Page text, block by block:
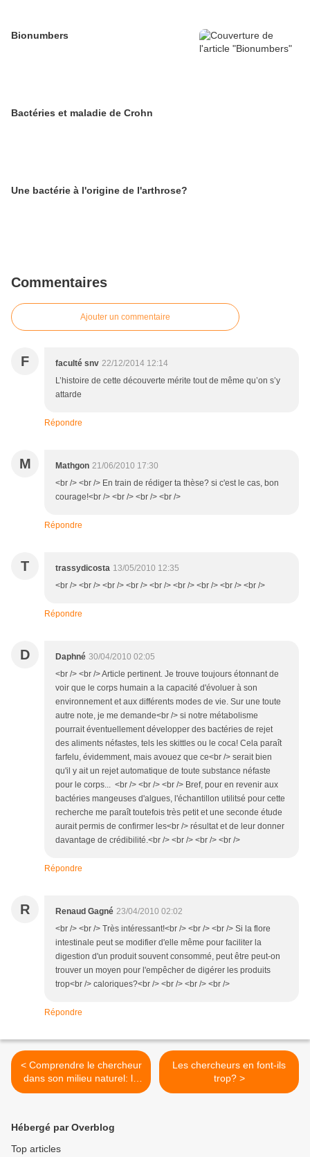
Bionumbers
Bactéries et maladie de Crohn
Une bactérie à l'origine de l'arthrose?
Commentaires
Ajouter un commentaire
F faculté snv 22/12/2014 12:14
L’histoire de cette découverte mérite tout de même qu’on s’y
attarde
Répondre
M Mathgon 21/06/2010 17:30
<br /> <br /> En train de rédiger ta thèse? si c'est le cas, bon
courage!<br /> <br /> <br /> <br />
Répondre
T trassydicosta 13/05/2010 12:35
<br /> <br /> <br /> <br /> <br /> <br /> <br /> <br /> <br />
Répondre
D Daphné 30/04/2010 02:05
<br /> <br /> Article pertinent. Je trouve toujours étonnant de
voir que le corps humain a la capacité d'évoluer à son
environnement et aux différents modes de vie. Sur une toute
autre note, je me demande<br /> si notre métabolisme
pourrait éventuellement développer des bactéries de rejet
des aliments néfastes, tels les skittles ou le coca! Cela paraît
farfelu, évidemment, mais avouez que ce<br /> serait bien
qu'il y ait un rejet automatique de toute substance néfaste
pour le corps... <br /> <br /> <br /> Bref, pour en revenir aux
bactéries mangeuses d'algues, l'échantillon utilitsé pour cette
recherche me paraît toutefois très petit et une seconde étude
aurait permis de confirmer les<br /> résultat et de leur donner
davantage de crédibilité.<br /> <br /> <br /> <br />
Répondre
R Renaud Gagné 23/04/2010 02:02
<br /> <br /> Très intéressant!<br /> <br /> <br /> Si la flore
intestinale peut se modifier d'elle même pour faciliter la
digestion d'un produit souvent consommé, peut être peut-on
trouver un moyen pour l'empêcher de digérer les produits
trop<br /> caloriques?<br /> <br /> <br /> <br />
Répondre
< Comprendre le chercheur
dans son milieu naturel: la
"peer review"
Les chercheurs en font-ils
trop? >
Hébergé par Overblog
Top articles